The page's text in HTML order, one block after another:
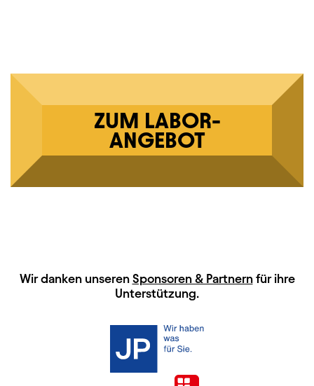
ZUM LABOR-
ANGEBOT
HAUPTSPONSOREN
Wir danken unseren Sponsoren & Partnernfür ihre
Unterstützung.